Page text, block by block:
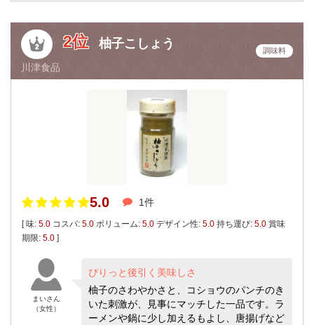
2位 柚子こしょう
川津食品
調味料
5.0 1件
[ 味: 5.0 コスパ: 5.0 ボリューム: 5.0 デザイン性: 5.0 持ち運び: 5.0 賞味
期限: 5.0 ]
まいさん
（女性）
ぴりっと後引く美味しさ
柚子のさわやかさと、コショウのパンチのき
いた刺激が、見事にマッチした一品です。ラ
ーメンや鍋に少し加えるもよし、唐揚げなど